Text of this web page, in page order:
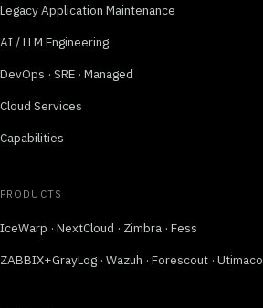
Legacy Application Maintenance
AI / LLM Engineering
DevOps · SRE · Managed
Cloud Services
Capabilities
PRODUCTS
IceWarp · NextCloud · Zimbra · Fess
ZABBIX+GrayLog · Wazuh · Forescout · Utimaco